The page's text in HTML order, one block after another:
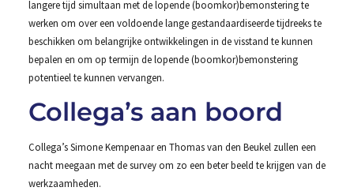
langere tijd simultaan met de lopende (boomkor)bemonstering te
werken om over een voldoende lange gestandaardiseerde tijdreeks te
beschikken om belangrijke ontwikkelingen in de visstand te kunnen
bepalen en om op termijn de lopende (boomkor)bemonstering
potentieel te kunnen vervangen.
Collega’s aan boord
Collega’s Simone Kempenaar en Thomas van den Beukel zullen een
nacht meegaan met de survey om zo een beter beeld te krijgen van de
werkzaamheden.